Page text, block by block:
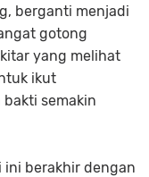
berganti menjadi
gotong
yang melihat
ikut
semakin
ini berakhir dengan